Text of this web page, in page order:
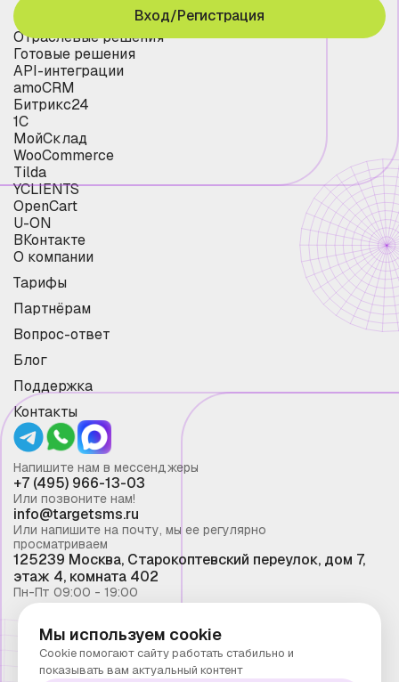
Отраслевые решения
Готовые решения
API-интеграции
amoCRM
Битрикс24
1С
МойСклад
WooCommerce
Tilda
YCLIENTS
OpenCart
U-ON
ВКонтакте
О компании
Тарифы
Партнёрам
Вопрос-ответ
Блог
Поддержка
Контакты
Вход/Регистрация
Напишите нам в мессенджеры
+7 (495) 966-13-03
Или позвоните нам!
info@targetsms.ru
Или напишите на почту, мы ее регулярно
просматриваем
125239 Москва, Старокоптевский переулок, дом 7,
этаж 4, комната 402
Пн-Пт 09:00 - 19:00
Смс рассылка 2026 ©
Запрещено копирование материалов сайта без
Мы используем cookie
Cookie помогают сайту работать стабильно и
показывать вам актуальный контент